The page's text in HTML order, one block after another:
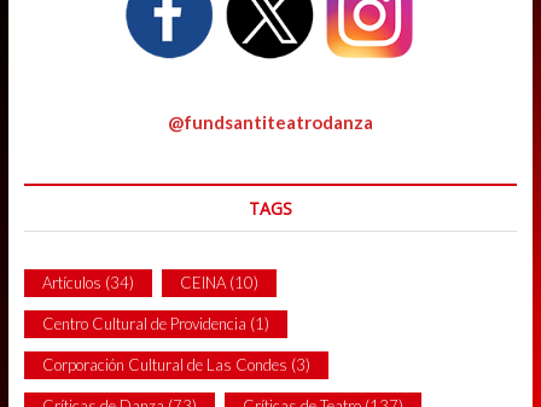
@fundsantiteatrodanza
TAGS
Artículos (34) CEINA(10)
Centro Cultural de Providencia (1)
Corporación Cultural de Las Condes (3)